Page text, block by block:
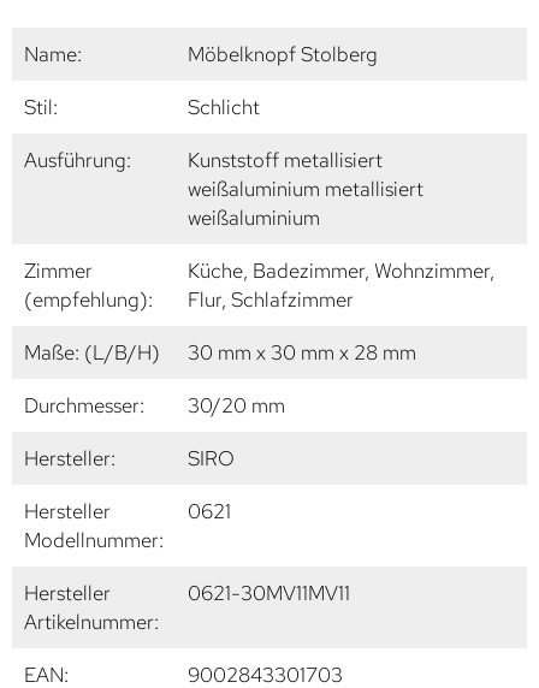
Name:
Möbelknopf Stolberg
Stil:
Schlicht
Ausführung:
Kunststoff metallisiert
weißaluminium metallisiert
weißaluminium
Zimmer
(empfehlung):
Küche, Badezimmer, Wohnzimmer,
Flur, Schlafzimmer
Maße: (L/B/H)
30 mm x 30 mm x 28 mm
Durchmesser:
30/20 mm
Hersteller:
SIRO
Hersteller
Modellnummer:
0621
Hersteller
Artikelnummer:
0621-30MV11MV11
EAN:
9002843301703